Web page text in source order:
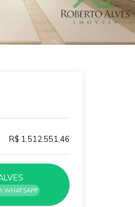
R$ 1.512.551,46
WHATSAPP